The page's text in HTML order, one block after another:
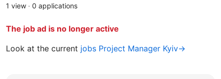
1 view · 0 applications
The job ad is no longer active
Look at the current jobs Project Manager Kyiv→